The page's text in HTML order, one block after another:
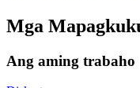
Mga
Ang aming trabaho